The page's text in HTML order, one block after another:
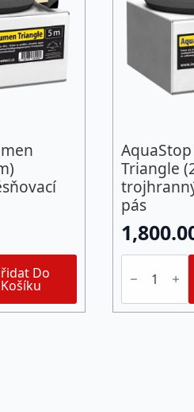
Do
Košíku
Triangle
pás
AquaStop
Bitumen
Triangle
(25m)
trojhranný